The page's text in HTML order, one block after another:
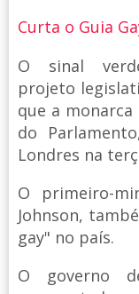
Curta o Guia
O sinal
projeto
que a
do
Londres na
O primeiro-
Johnson,
gay" no país.
O governo